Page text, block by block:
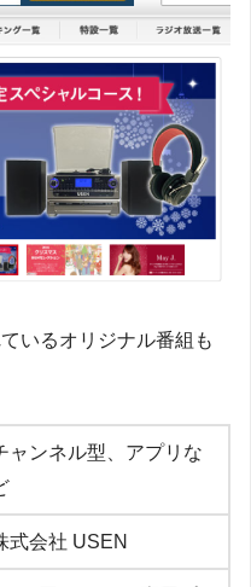
いるオリジナル番組も
ャンネル型、アプリな
式会社 USEN